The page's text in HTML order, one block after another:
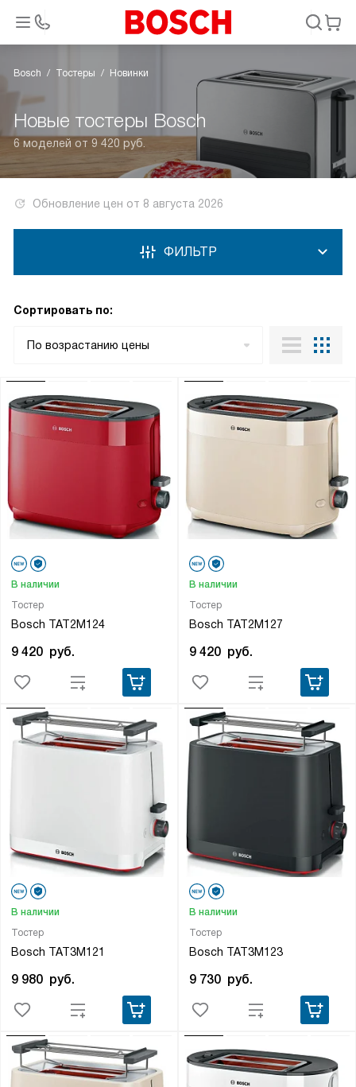
Bosch Тостеры Новинки
Новые тостеры Bosch
6 моделей от 9 420 руб.
Обновление цен от 8 августа 2026
ФИЛЬТР
Сортировать по:
По возрастанию цены
Тостер
Bosch TAT2M124
В наличии
9 420 руб.
Тостер
Bosch TAT2M127
В наличии
9 420 руб.
Тостер
Bosch TAT3M121
В наличии
9 980 руб.
Тостер
Bosch TAT3M123
В наличии
9 730 руб.